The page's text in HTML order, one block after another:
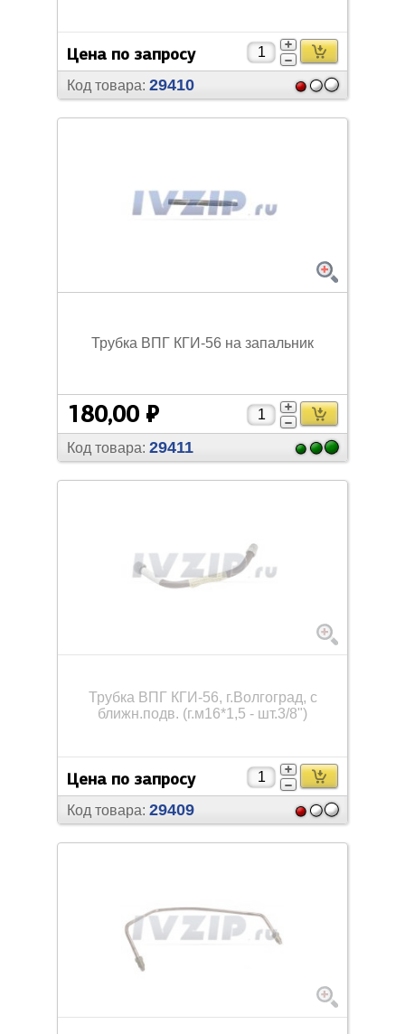
Цена по запросу
Код товара: 29410
Трубка ВПГ КГИ-56 на запальник
180,00 ₽
Код товара: 29411
Трубка ВПГ КГИ-56, г.Волгоград, с
ближн.подв. (г.м16*1,5 - шт.3/8")
Цена по запросу
Код товара: 29409